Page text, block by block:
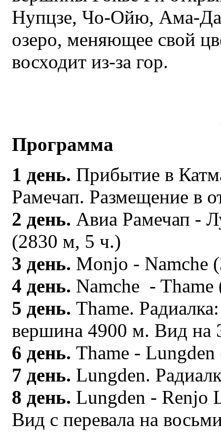
Нупцзе, Чо-Ойю, Ама-
озеро, меняющее свой
восходит из-за гор.
Программа
1 день. Прибытие в
Рамечап. Размещение в
2 день. Авиа Рамечап -
(2830 м, 5 ч.)
3 день. Monjo - Namche
4 день. Namche -
5 день. Thame.
вершина 4900 м. Вид на
6 день. Thame -
7 день. Lungden.
8 день. Lungden - Renjo
Вид с перевала на